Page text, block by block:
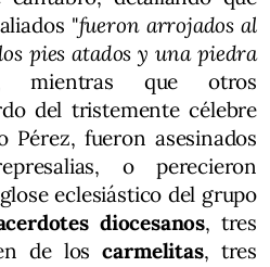
"fueron arrojados al
pies atados y una piedra
mientras que otros
del tristemente célebre
Pérez, fueron asesinados
o perecieron
eclesiástico del grupo
diocesanos, tres
de loscarmelitas, tres